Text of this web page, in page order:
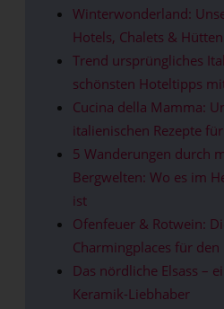
Winterwonderland:
Hotels, Chalets &
Trend ursprüngliches
schönsten Hoteltipps
Cucina della Mamma:
italienischen Rezepte
5 Wanderungen durch
Bergwelten: Wo es im
ist
Ofenfeuer & Rotwein:
Charmingplaces für den
Das nördliche Elsass –
Keramik-Liebhaber